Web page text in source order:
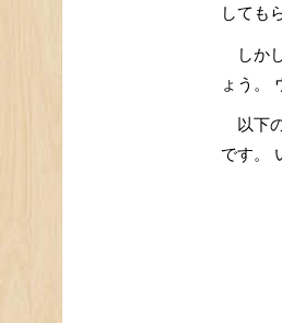
しても
しか
ょう。
以下
です。